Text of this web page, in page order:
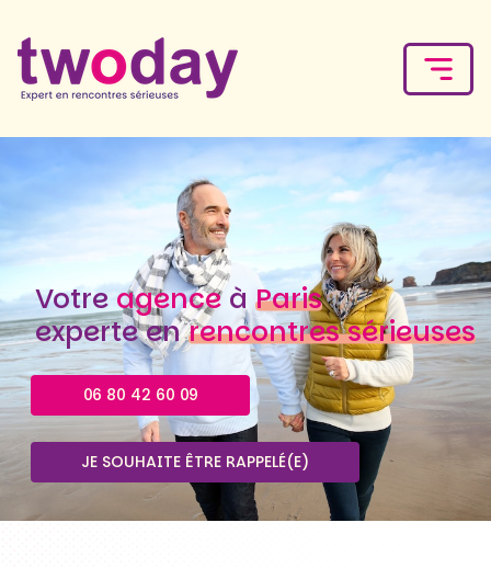
Votre agenceà Paris
experte enrencontres sérieuses
06 80 42 60 09
JE SOUHAITE ÊTRE RAPPELÉ(E)